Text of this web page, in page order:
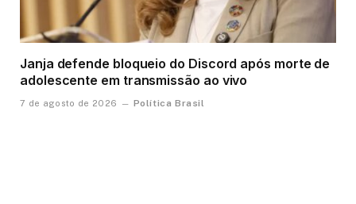
Janja defende bloqueio do Discord após morte de
adolescente em transmissão ao vivo
7 de agosto de 2026 Política Brasil